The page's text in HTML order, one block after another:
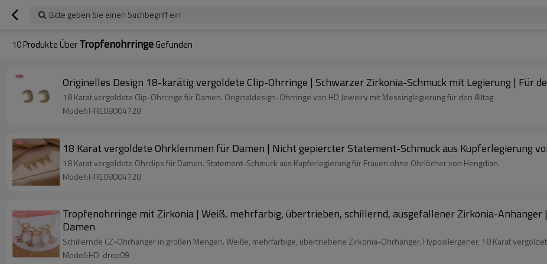
Bitte geben Sie einen Suchbegriff ein
10Produkte ÜberTropfenohrringeGefunden
Originelles Design 18-karätig vergoldete Clip-Ohrringe | Schwarzer Zirkonia-Schmuck mit Legierung | Für
18 Karat vergoldete Clip-Ohrringe für Damen. Originaldesign-Ohrringe von HD Jewelry mit Messinglegierung für den Alltag.
Modell:HRE08004728
18 Karat vergoldete Ohrklemmen für Damen | Nicht gepiercter Statement-Schmuck aus Kupferlegierung
18 Karat vergoldete Ohrclips für Damen. Statement-Schmuck aus Kupferlegierung für Frauen ohne Ohrlöcher von Hengdian.
Modell:HRE08004728
Tropfenohrringe mit Zirkonia | Weiß, mehrfarbig, übertrieben, schillernd, ausgefallener Zirkonia-
Damen
Schillernde CZ-Ohrhänger in großen Mengen. Weiße, mehrfarbige, übertriebene Zirkonia-Ohrhänger. Hypoallergener, 18 Karat
Modell:HD-drop09